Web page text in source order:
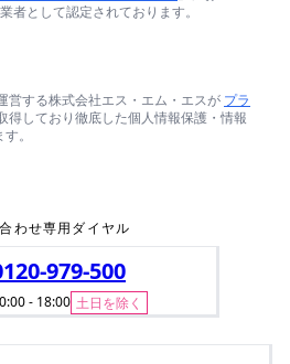
者として認定されております。
営する株式会社エス・エム・エスが プラ
得しており徹底した個人情報保護・情報
。
わせ専用ダイヤル
979-500
- 18:00 土日を除く